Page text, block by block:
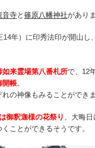
音寺と篠原八幡神社があり
14年）に印秀法印が開山し
如来霊場第八番札所で、12
開帳。
の神像もみることができま
御釈迦様の花祭り
、大晦
ことができるそうです。